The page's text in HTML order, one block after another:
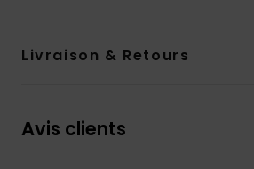
Livraison & Retours
Avis clients